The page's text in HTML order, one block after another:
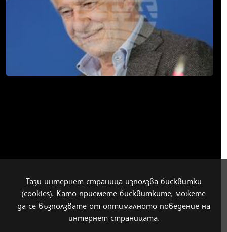
Тази интернет страница използва бисквитки
(cookies). Като приемете бисквитките, можете
да се възползвате от оптималното поведение на
интернет страницата.